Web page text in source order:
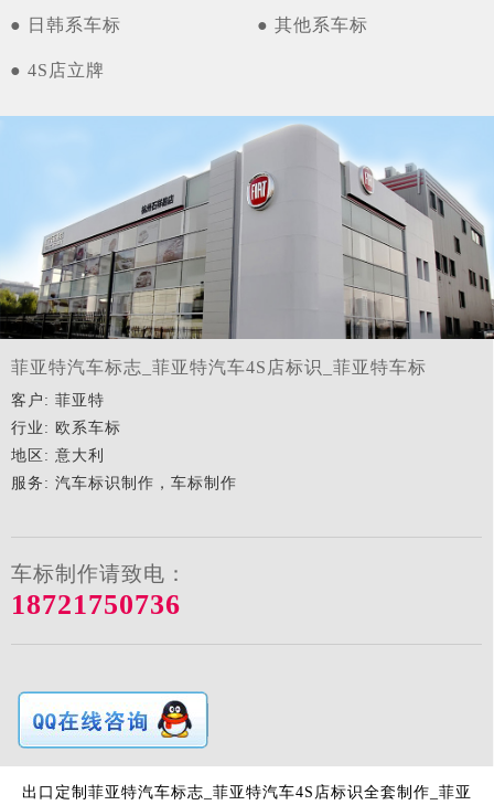
● 日韩系车标 ● 其他系车标
● 4S店立牌
菲亚特汽车标志_菲亚特汽车4S店标识_菲亚特车标
客户: 菲亚特
行业: 欧系车标
地区: 意大利
服务: 汽车标识制作，车标制作
车标制作请致电：
18721750736
出口定制菲亚特汽车标志_菲亚特汽车4S店标识全套制作_菲亚